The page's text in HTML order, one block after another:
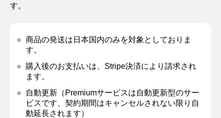
す。
商品の発送は日本国内のみを対象としておりま
す。
購入後のお支払いは、Stripe決済により請求され
ます。
自動更新（Premiumサービスは自動更新型のサー
ビスです、契約期間はキャンセルされない限り自
動延長されます）